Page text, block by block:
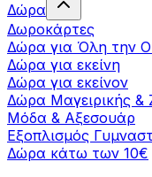
Δώρα
Δωροκάρτες
Δώρα για Όλη την
Δώρα για εκείνη
Δώρα για εκείνον
Δώρα Μαγειρικής &
Μόδα & Αξεσουάρ
Εξοπλισμός
Δώρα κάτω των 10€